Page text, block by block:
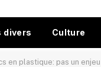
divers Culture
en plastique: pas un